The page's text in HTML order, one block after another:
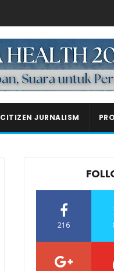
CITIZEN JURNALISM
216